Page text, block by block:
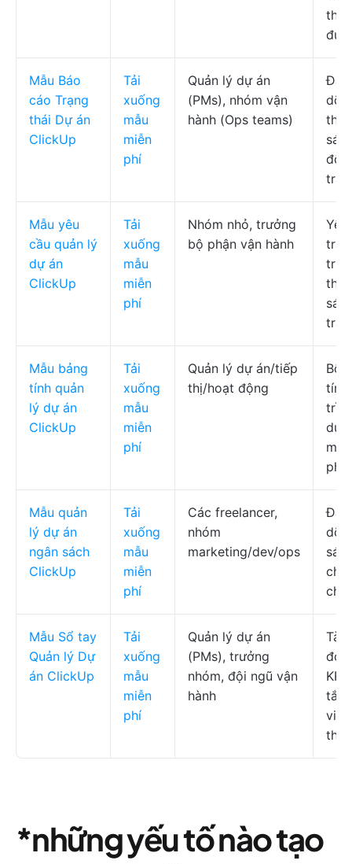
Mẫu Báo
cáo Trạng
thái Dự án
ClickUp
Tải
xuống
mẫu
miễn
phí
Quản lý dự án
(PMs), nhóm vận
hành (Ops teams)
dõi
Mẫu yêu
cầu quản lý
dự án
ClickUp
Tải
xuống
mẫu
miễn
phí
Nhóm nhỏ, trưởng
bộ phận vận hành
Yêu
tra
Mẫu bảng
tính quản
lý dự án
ClickUp
Tải
xuống
mẫu
miễn
phí
Quản lý dự án/tiếp
thị/hoạt động
Bố
mối
Mẫu quản
lý dự án
ngân sách
ClickUp
Tải
xuống
mẫu
miễn
phí
Các freelancer,
nhóm
marketing/dev/ops
dõi
chế
Mẫu Sổ tay
Quản lý Dự
án ClickUp
Tải
xuống
mẫu
miễn
phí
Quản lý dự án
(PMs), trưởng
nhóm, đội ngũ vận
hành
Tài
tắt,
*những yếu tố nào tạo